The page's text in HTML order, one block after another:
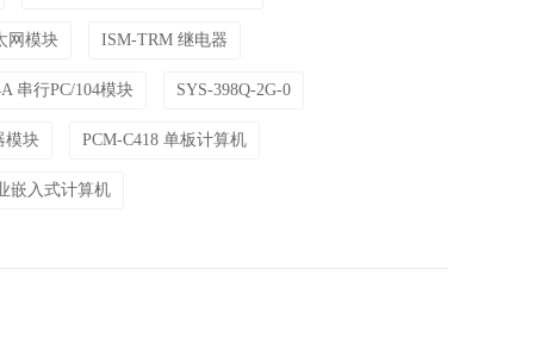
网模块 ISM-TRM 继电器
串行PC/104模块 SYS-398Q-2G-0
模块 PCM-C418 单板计算机
嵌入式计算机